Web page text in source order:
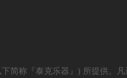
简称『泰克乐器』) 所提供。